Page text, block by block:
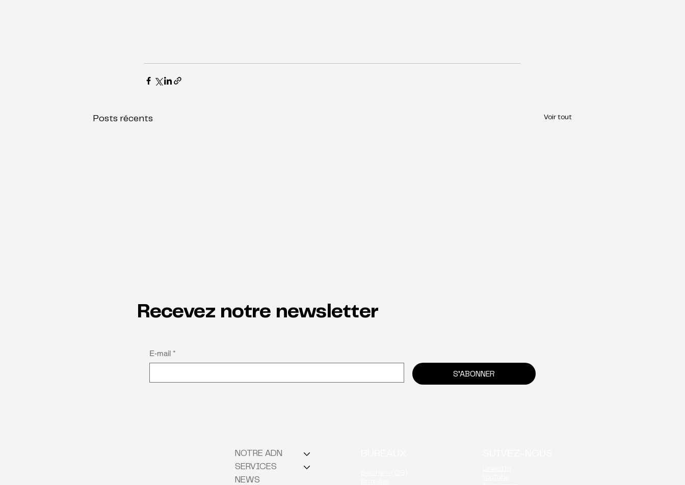
Posts récents Voir tout
La puissance de penser
entre autisme et sport de
Pourquoi la neuroinclusion
De l’intégration à
l’indispensable : ZAS
Recevez notre newsletter
E-mail *
S'ABONNER
NOTRE ADN
SERVICES
NEWS